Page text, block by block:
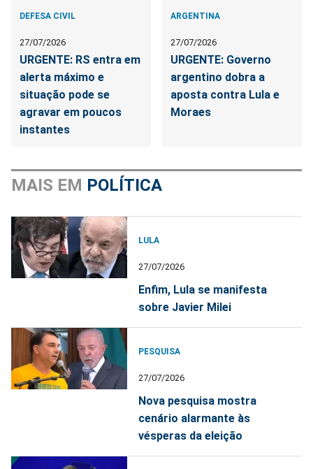
DEFESA CIVIL
27/07/2026
URGENTE: RS entra em
alerta máximo e
situação pode se
agravar em poucos
instantes
ARGENTINA
27/07/2026
URGENTE: Governo
argentino dobra a
aposta contra Lula e
Moraes
MAIS EM POLÍTICA
LULA
27/07/2026
Enfim, Lula se manifesta
sobre Javier Milei
PESQUISA
27/07/2026
Nova pesquisa mostra
cenário alarmante às
vésperas da eleição